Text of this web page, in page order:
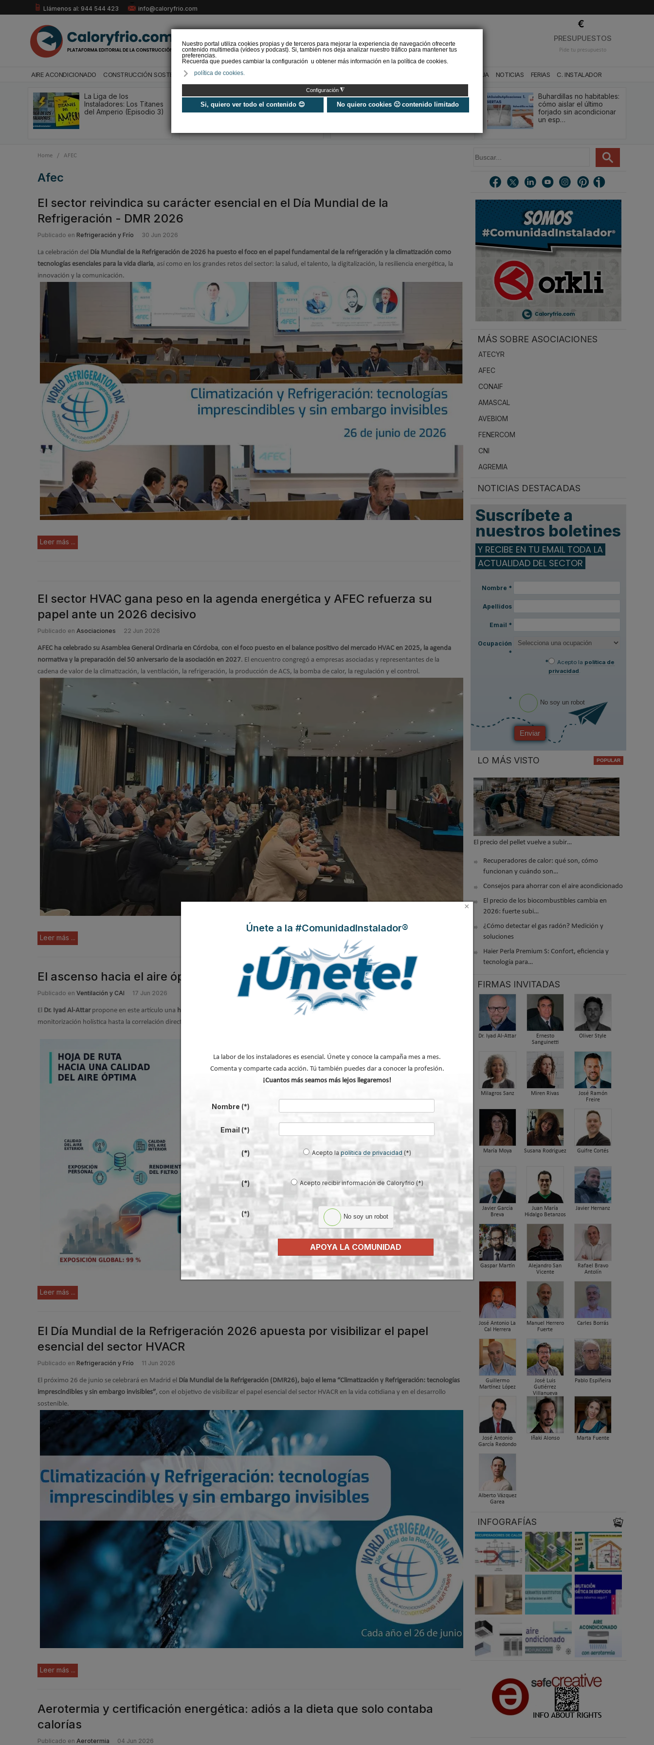
Nuestro portal utiliza cookies propias y de terceros para mejorar la experiencia de navegación ofrecerte
contenido multimedia (vídeos y podcast). Si, también nos deja analizar nuestro tráfico para mantener tus
preferencias.
Recuerda que puedes cambiar la configuración u obtener más información en la política de cookies.
política de cookies.
Configuración ◮
Si, quiero ver todo el contenido 😊 No quiero cookies 🙁 contenido limitado
Llámenos al: 944 544 423 info@caloryfrio.com
PRESUPUESTOS
Pide tu presupuesto
AIRE ACONDICIONADO CONSTRUCCIÓN SOSTENIBLE ENERGÍAS RENOVABLES BAÑO Y AGUA NOTICIAS FERIAS C. INSTALADOR
La Liga de los
Instaladores: Los Titanes
del Amperio (Episodio 3)
Universo Aniversario - Un
año, muchos momentos
Verifactu en
climatización: qué le va a
exigir la ley a tu
Buhardillas no habitables:
cómo aislar el último
forjado sin acondicionar
un esp…
Home / AFEC
afec
El sector reivindica su carácter esencial en el Día Mundial de la
Refrigeración - DMR 2026
Publicado en Refrigeración y Frío 30 Jun 2026
La celebración del Día Mundial de la Refrigeración de 2026 ha puesto el foco en el papel fundamental de la refrigeración y la climatización como
tecnologías esenciales para la vida diaria, así como en los grandes retos del sector: la salud, el talento, la digitalización, la resiliencia energética, la
innovación y la comunicación.
Leer más ...
El sector HVAC gana peso en la agenda energética y AFEC refuerza su
papel ante un 2026 decisivo
Publicado en Asociaciones 22 Jun 2026
AFEC ha celebrado su Asamblea General Ordinaria en Córdoba, con el foco puesto en el balance positivo del mercado HVAC en 2025, la agenda
normativa y la preparación del 50 aniversario de la asociación en 2027. El encuentro congregó a empresas asociadas y representantes de la
cadena de valor de la climatización, la ventilación, la refrigeración, la producción de ACS, la bomba de calor, la regulación y el control.
Leer más ...
El ascenso hacia el aire óptimo: reingeniería del aire que respiramos
Publicado en Ventilación y CAI 17 Jun 2026
El Dr. Iyad Al-Attar propone en este artículo una hoja de ruta de cuatro pilares para alcanzar la calidad óptima del aire interior
monitorización holística hasta la correlación directa con resultados en salud pública.
Leer más ...
El Día Mundial de la Refrigeración 2026 apuesta por visibilizar el papel
esencial del sector HVACR
Publicado en Refrigeración y Frío 11 Jun 2026
El próximo 26 de junio se celebrará en Madrid el Día Mundial de la Refrigeración (DMR26), bajo el lema “Climatización y Refrigeración: tecnologías
imprescindibles y sin embargo invisibles”, con el objetivo de visibilizar el papel esencial del sector HVACR en la vida cotidiana y en el desarrollo
sostenible.
Leer más ...
Aerotermia y certificación energética: adiós a la dieta que solo contaba
calorías
Publicado en Aerotermia 04 Jun 2026
u
r
MÁS SOBRE ASOCIACIONES
ATECYR
AFEC
CONAIF
AMASCAL
AVEBIOM
FENERCOM
CNI
AGREMIA
NOTICIAS DESTACADAS
Suscríbete a
nuestros boletines
Y RECIBE EN TU EMAIL TODA LA
ACTUALIDAD DEL SECTOR
Nombre *
Apellidos
Email *
Ocupación
*
*
Acepto la política de
privacidad.
* No soy un robot
Enviar
LO MÁS VISTO
El precio del pellet vuelve a subir…
Recuperadores de calor: qué son, cómo
funcionan y cuándo son…
Consejos para ahorrar con el aire acondicionado
El precio de los biocombustibles cambia en
2026: fuerte subi…
¿Cómo detectar el gas radón? Medición y
soluciones
Haier Perla Premium S: Confort, eficiencia y
tecnología para…
FIRMAS INVITADAS
Dr. Iyad Al-Attar
Ernesto
Sanguinetti
Oliver Style
Milagros Sanz Miren Rivas
José Ramón
Freire
María Moya Susana Rodriguez Guifre Cortés
Javier García
Breva
Juan María
Hidalgo Betanzos
Javier Hernanz
Gaspar Martín
Alejandro San
Vicente
Rafael Bravo
Antolín
José Antonio La
Cal Herrera
Manuel Herrero
Fuerte
Carles Borrás
Guillermo
Martínez López
José Luis
Gutiérrez
Villanueva
Pablo Espiñeira
José Antonio
García Redondo
Iñaki Alonso Marta Fuente
Alberto Vázquez
Garea
INFOGRAFÍAS
×
Únete a la #ComunidadInstalador®
La labor de los instaladores es esencial. Únete y conoce la campaña mes a mes.
Comenta y comparte cada acción. Tú también puedes dar a conocer la profesión.
¡Cuantos más seamos más lejos llegaremos!
Nombre (*)
Email (*)
(*) Acepto lapolítica de privacidad (*)
(*) Acepto recibir información de Caloryfrio (*)
(*) No soy un robot
APOYA LA COMUNIDAD